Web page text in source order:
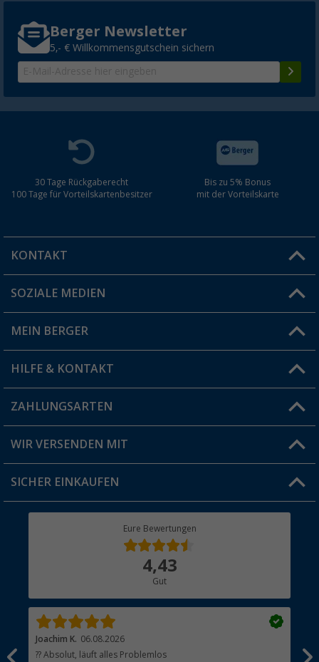
Berger Newsletter
5,- € Willkommensgutschein sichern
30 Tage Rückgaberecht
100 Tage für Vorteilskartenbesitzer
Bis zu 5% Bonus
mit der Vorteilskarte
KONTAKT
Du hast eine Frage?
Filiale finden
SOZIALE MEDIEN
MEIN BERGER
Vorteilskarte
Blog
Jobs & Karriere
HILFE & KONTAKT
FAQ & Kontakt
Versandinformationen
Rücksendung
ZAHLUNGSARTEN
WIR VERSENDEN MIT
SICHER EINKAUFEN
Eure Bewertungen
4,43
Gut
Joachim K. 06.08.2026
?? Absolut, läuft alles Problemlos